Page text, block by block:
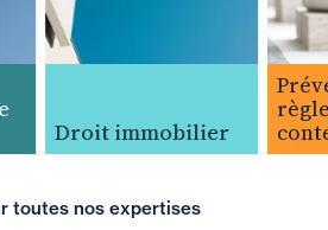
Droit immobilier
toutes nos expertises